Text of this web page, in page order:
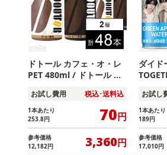
ドトール カフェ・オ・レ
PET 480ml / ドトール ブ
お試し費用 税込･送料込
1本あたり
253.8円 70円
参考価格
12,182円 3,360円
ダイド
アッ
お試し
1本あたり
189円
参考価格
17,010円